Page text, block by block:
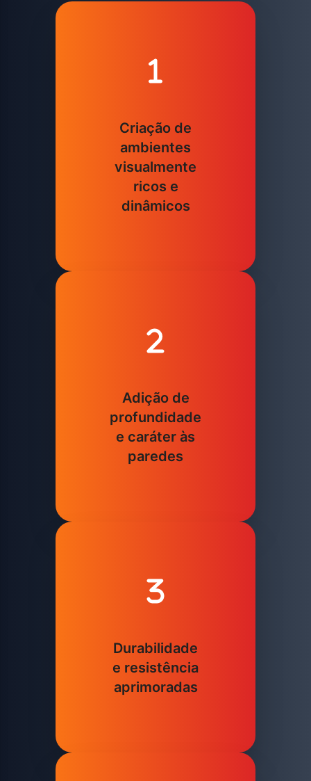
Criação de
ambientes
visualmente
ricos e
dinâmicos
Adição de
profundidade
e caráter às
paredes
Durabilidade
e resistência
aprimoradas